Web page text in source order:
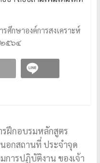
ศึกษาองค์การสงเคราะห์
๒๕๖๔
รฝึกอบรมหลักสูตร
อกสถานที่ ประจำจุด
การปฏิบัติงาน ของเจ้า